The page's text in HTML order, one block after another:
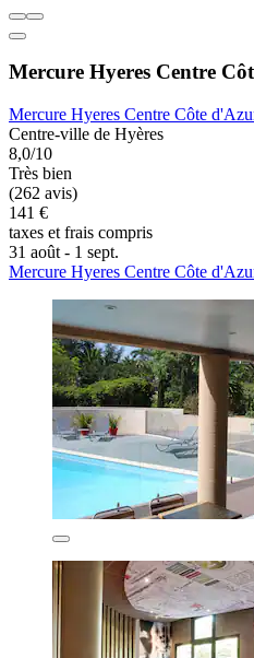
Mercure Hyeres Centre
Mercure Hyeres Centre Côte
Centre-ville de Hyères
8,0/10
Très bien
(262 avis)
141 €
taxes et frais compris
31 août - 1 sept.
Mercure Hyeres Centre Côte